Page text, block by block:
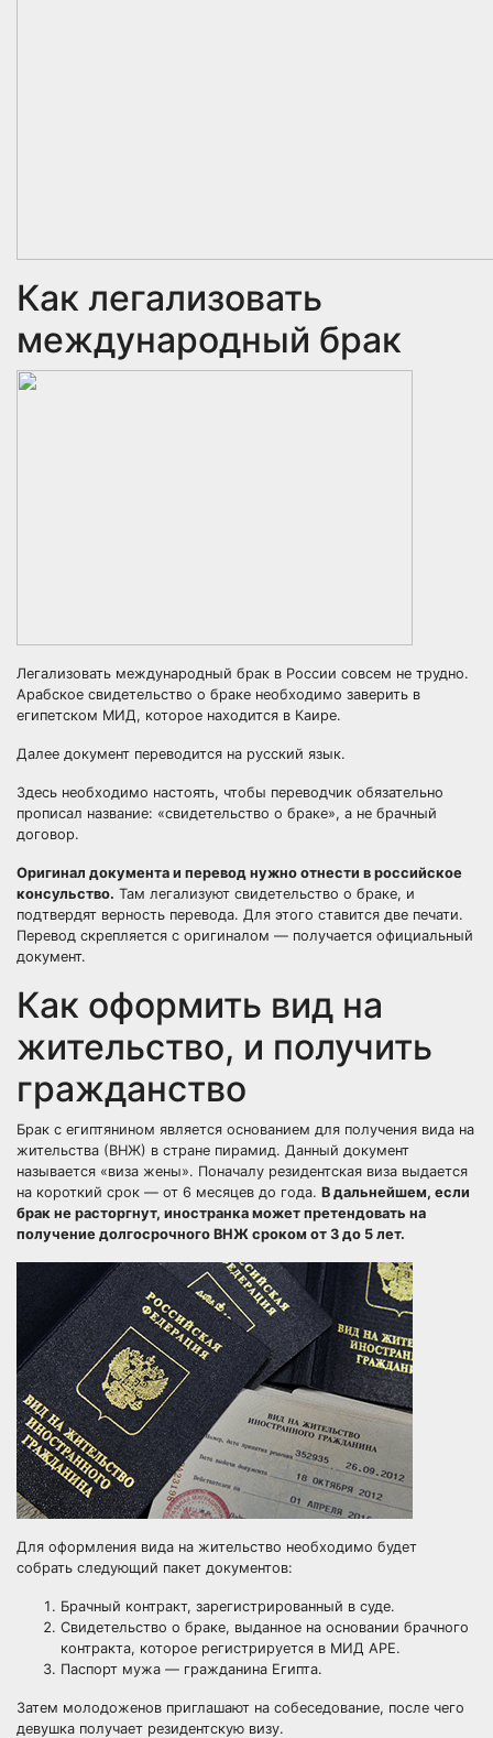
Как легализовать
международный брак
Легализовать международный брак в России совсем не трудно.
Арабское свидетельство о браке необходимо заверить в
египетском МИД, которое находится в Каире.
Далее документ переводится на русский язык.
Здесь необходимо настоять, чтобы переводчик обязательно
прописал название: «свидетельство о браке», а не брачный
договор.
Оригинал документа и перевод нужно отнести в российское
консульство. Там легализуют свидетельство о браке, и
подтвердят верность перевода. Для этого ставится две печати.
Перевод скрепляется с оригиналом — получается официальный
документ.
Как оформить вид на
жительство, и получить
гражданство
Брак с египтянином является основанием для получения вида на
жительства (ВНЖ) в стране пирамид. Данный документ
называется «виза жены». Поначалу резидентская виза выдается
на короткий срок — от 6 месяцев до года. В дальнейшем, если
брак не расторгнут, иностранка может претендовать на
получение долгосрочного ВНЖ сроком от 3 до 5 лет.
Для оформления вида на жительство необходимо будет
собрать следующий пакет документов:
Брачный контракт, зарегистрированный в суде.
Свидетельство о браке, выданное на основании брачного
контракта, которое регистрируется в МИД АРЕ.
Паспорт мужа — гражданина Египта.
Затем молодоженов приглашают на собеседование, после чего
девушка получает резидентскую визу.